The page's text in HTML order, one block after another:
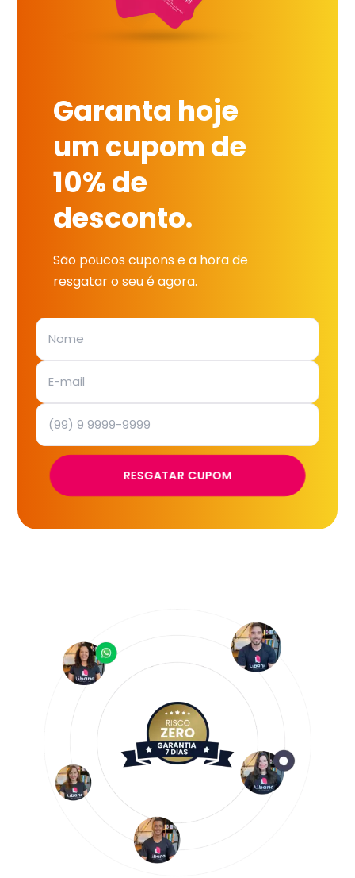
Garanta hoje
um cupom de
10% de
desconto.
São poucos cupons e a hora de
resgatar o seu é agora.
RESGATAR CUPOM